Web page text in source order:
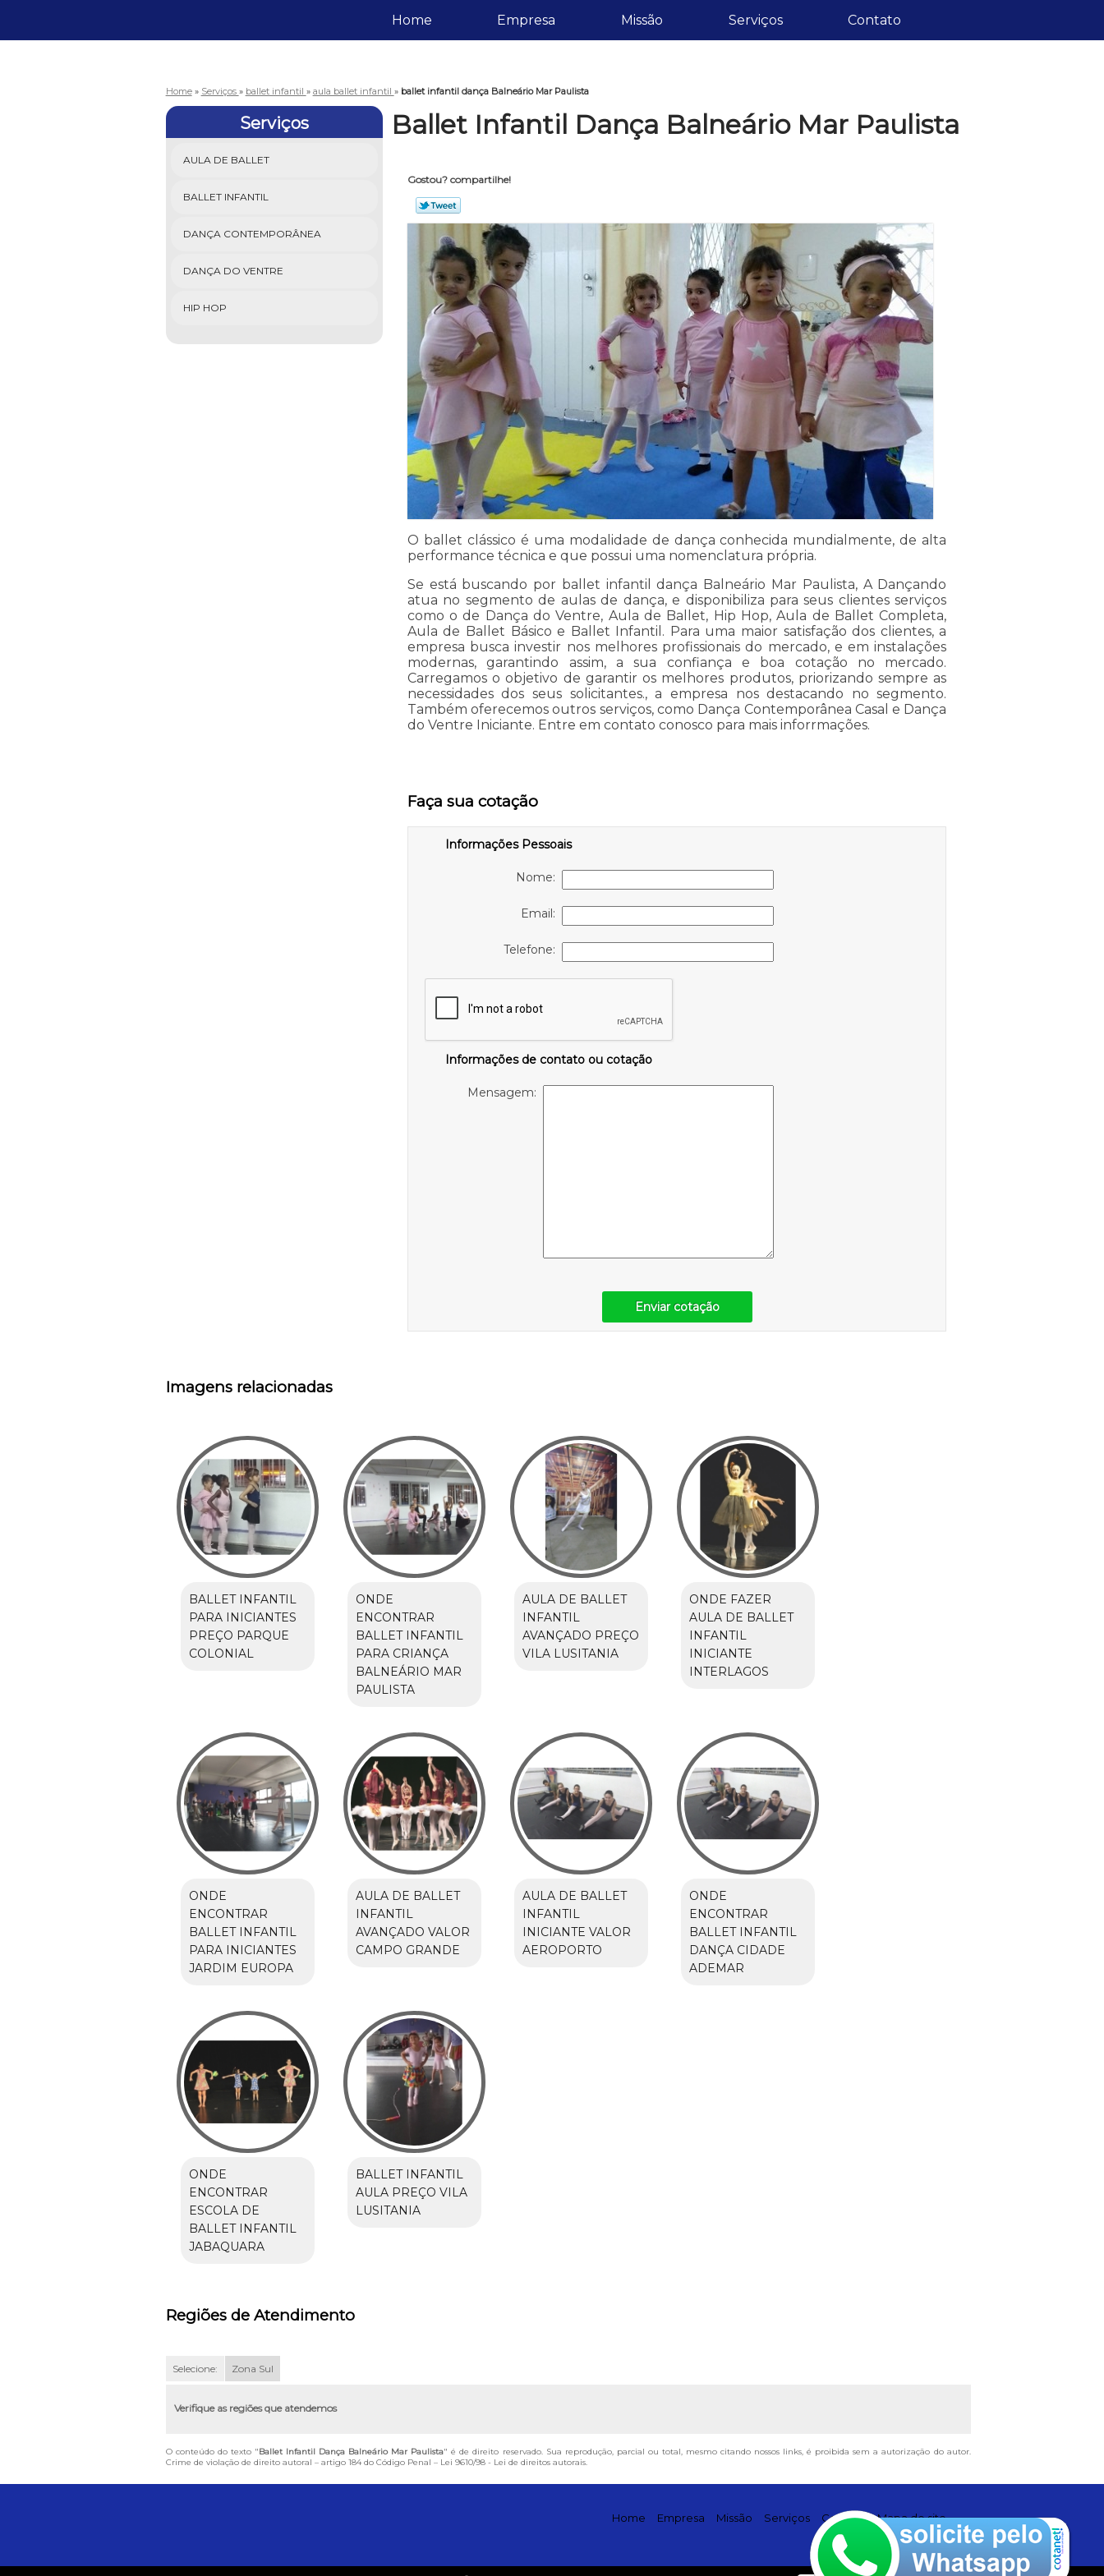
Home Empresa Missão Serviços Contato
Home » Serviços » ballet infantil » aula ballet infantil » ballet infantil dança Balneário Mar Paulista
Serviços
AULA DE BALLET
BALLET INFANTIL
DANÇA CONTEMPORÂNEA
DANÇA DO VENTRE
HIP HOP
Ballet Infantil Dança Balneário Mar Paulista
Gostou? compartilhe!
O ballet clássico é uma modalidade de dança conhecida mundialmente, de alta
performance técnica e que possui uma nomenclatura própria.
Se está buscando por ballet infantil dança Balneário Mar Paulista, A Dançando
atua no segmento de aulas de dança, e disponibiliza para seus clientes serviços
como o de Dança do Ventre, Aula de Ballet, Hip Hop, Aula de Ballet Completa,
Aula de Ballet Básico e Ballet Infantil. Para uma maior satisfação dos clientes, a
empresa busca investir nos melhores profissionais do mercado, e em instalações
modernas, garantindo assim, a sua confiança e boa cotação no mercado.
Carregamos o objetivo de garantir os melhores produtos, priorizando sempre as
necessidades dos seus solicitantes., a empresa nos destacando no segmento.
Também oferecemos outros serviços, como Dança Contemporânea Casal e Dança
do Ventre Iniciante. Entre em contato conosco para mais inforrmações.
Faça sua cotação
Informações Pessoais
Nome:
Email:
Telefone:
Informações de contato ou cotação
Mensagem:
Enviar cotação
Imagens relacionadas
BALLET INFANTIL
PARA INICIANTES
PREÇO PARQUE
COLONIAL
ONDE
ENCONTRAR
BALLET INFANTIL
PARA CRIANÇA
BALNEÁRIO MAR
PAULISTA
AULA DE BALLET
INFANTIL
AVANÇADO PREÇO
VILA LUSITANIA
ONDE FAZER
AULA DE BALLET
INFANTIL
INICIANTE
INTERLAGOS
ONDE
ENCONTRAR
BALLET INFANTIL
PARA INICIANTES
JARDIM EUROPA
AULA DE BALLET
INFANTIL
AVANÇADO VALOR
CAMPO GRANDE
AULA DE BALLET
INFANTIL
INICIANTE VALOR
AEROPORTO
ONDE
ENCONTRAR
BALLET INFANTIL
DANÇA CIDADE
ADEMAR
ONDE
ENCONTRAR
ESCOLA DE
BALLET INFANTIL
JABAQUARA
BALLET INFANTIL
AULA PREÇO VILA
LUSITANIA
Regiões de Atendimento
Selecione: Zona Sul
Verifique as regiões que atendemos
O conteúdo do texto "Ballet Infantil Dança Balneário Mar Paulista" é de direito reservado. Sua reprodução, parcial ou total, mesmo citando nossos links, é proibida sem a autorização do autor.
Crime de violação de direito autoral – artigo 184 do Código Penal – Lei 9610/98 - Lei de direitos autorais.
Home Empresa Missão Serviços Contato Mapa do site